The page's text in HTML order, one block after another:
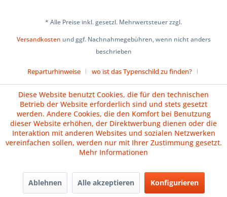
* Alle Preise inkl. gesetzl. Mehrwertsteuer zzgl.
Versandkosten und ggf. Nachnahmegebühren, wenn nicht anders
beschrieben
Reparturhinweise
wo ist das Typenschild zu finden?
Versand und Zahlungsbedingungen
Impressum
AGB
Widerrufsrecht
Datenschutz Batteriehinweise
Vertrag widerrufen
Diese Website benutzt Cookies, die für den technischen
Betrieb der Website erforderlich sind und stets gesetzt
werden. Andere Cookies, die den Komfort bei Benutzung
dieser Website erhöhen, der Direktwerbung dienen oder die
Interaktion mit anderen Websites und sozialen Netzwerken
vereinfachen sollen, werden nur mit Ihrer Zustimmung gesetzt.
Mehr Informationen
Ablehnen Alle akzeptieren Konfigurieren